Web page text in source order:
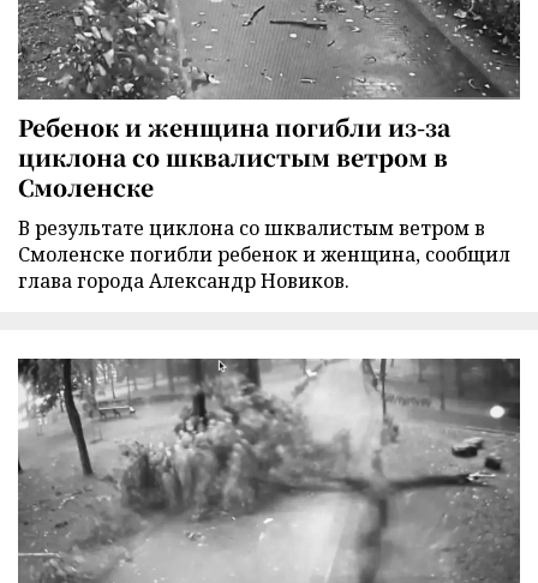
Ребенок и женщина погибли из-за
циклона со шквалистым ветром в
Смоленске
В результате циклона со шквалистым ветром в
Смоленске погибли ребенок и женщина, сообщил
глава города Александр Новиков.